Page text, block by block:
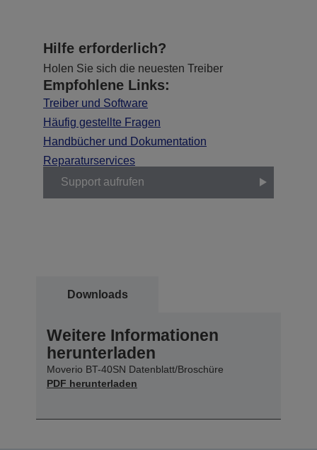
Hilfe erforderlich?
Holen Sie sich die neuesten Treiber
Empfohlene Links:
Treiber und Software
Häufig gestellte Fragen
Handbücher und Dokumentation
Reparaturservices
Support aufrufen
Downloads
Weitere Informationen
herunterladen
Moverio BT-40SN Datenblatt/Broschüre
PDF herunterladen